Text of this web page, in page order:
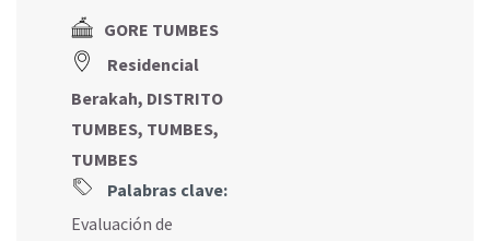
GORE TUMBES
Residencial
Berakah, DISTRITO
TUMBES, TUMBES,
TUMBES
Palabras clave:
Evaluación de